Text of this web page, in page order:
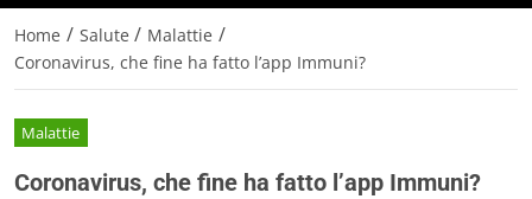
Home / Salute / Malattie /
Coronavirus, che fine ha fatto l’app Immuni?
Malattie
Coronavirus, che fine ha fatto l’app Immuni?